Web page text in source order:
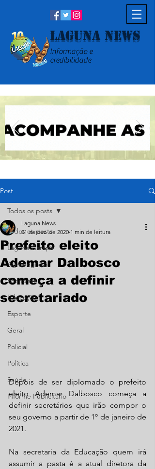
Laguna News
Informação e
credibilidade
Post
Todos os posts
Laguna Carapã
Agronegócio
Economia
Educação
Esporte
Geral
Policial
Política
Saúde
Informe Publicitário
Todos os posts
Prefeito eleito
Ademar Dalbosco
começa a definir
secretariado
Laguna News
21 de dez. de 2020 1 min de leitura
Depois de ser diplomado o prefeito
eleito Ademar Dalbosco começa a
definir secretários que irão compor o
seu governo a partir de 1º de janeiro de
2021.
Na secretaria da Educação quem irá
assumir a pasta é a atual diretora da